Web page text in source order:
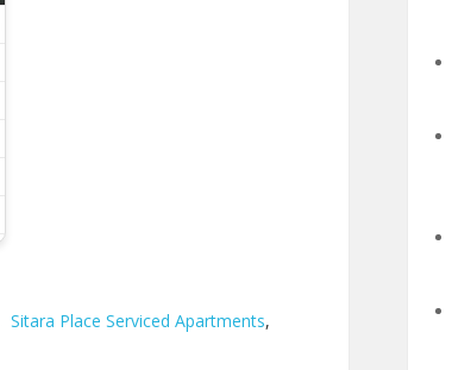
Sitara Place Serviced Apartments,